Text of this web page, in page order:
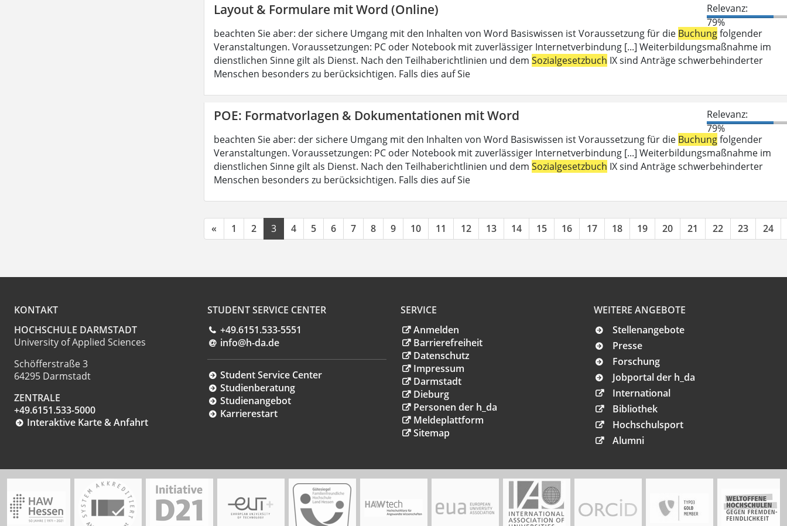
Layout & Formulare mit Word (Online)
Relevanz:
79%
beachten Sie aber: der sichere Umgang mit den Inhalten von Word Basiswissen ist Voraussetzung für die Buchungfolgender
Veranstaltungen. Voraussetzungen: PC oder Notebook mit zuverlässiger Internetverbindung [...] Weiterbildungsmaßnahme im
dienstlichen Sinne gilt als Dienst. Nach den Teilhaberichtlinien und dem Sozialgesetzbuch IX sind Anträge schwerbehinderter
Menschen besonders zu berücksichtigen. Falls dies auf Sie
POE: Formatvorlagen & Dokumentationen mit Word
Relevanz:
79%
beachten Sie aber: der sichere Umgang mit den Inhalten von Word Basiswissen ist Voraussetzung für die Buchungfolgender
Veranstaltungen. Voraussetzungen: PC oder Notebook mit zuverlässiger Internetverbindung [...] Weiterbildungsmaßnahme im
dienstlichen Sinne gilt als Dienst. Nach den Teilhaberichtlinien und dem Sozialgesetzbuch IX sind Anträge schwerbehinderter
Menschen besonders zu berücksichtigen. Falls dies auf Sie
« 1 2 3 4 5 6 7 8 9 10 11 12 13 14 15 16 17 18 19 20 21 22 23 24
KONTAKT
HOCHSCHULE DARMSTADT
University of Applied Sciences
Schöfferstraße 3
64295 Darmstadt
ZENTRALE
+49.6151.533-5000
Interaktive Karte & Anfahrt
STUDENT SERVICE CENTER
+49.6151.533-5551
info@h-da.de
Student Service Center
Studienberatung
Studienangebot
Karrierestart
SERVICE
Anmelden
Barrierefreiheit
Datenschutz
Impressum
Darmstadt
Dieburg
Personen der h_da
Meldeplattform
Sitemap
WEITERE ANGEBOTE
Stellenangebote
Presse
Forschung
Jobportal der h_da
International
Bibliothek
Hochschulsport
Alumni